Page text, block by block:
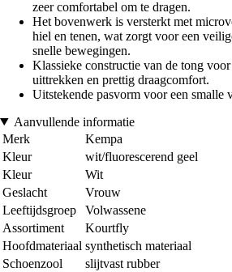
zeer comfortabel om te dragen.
Het bovenwerk is versterkt met
hiel en tenen, wat zorgt voor een
snelle bewegingen.
Klassieke constructie van de tong
uittrekken en prettig draagcomfort.
Uitstekende pasvorm voor een smalle
Aanvullende informatie
Merk
Kempa
Kleur
wit/fluorescerend geel
Kleur
Wit
Geslacht
Vrouw
Leeftijdsgroep
Volwassene
Assortiment
Kourtfly
Hoofdmateriaal synthetisch materiaal
Schoenzool
slijtvast rubber